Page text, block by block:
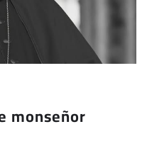
monseñor